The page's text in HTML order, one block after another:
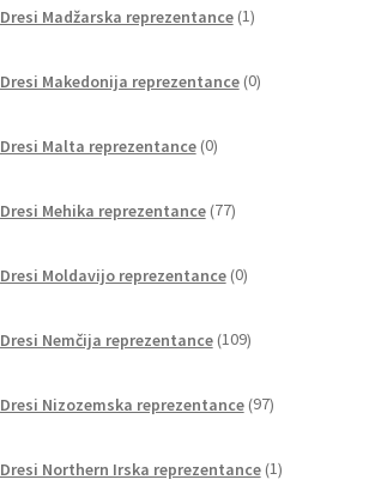
Dresi Madžarska reprezentance 1izdelek
Dresi Makedonija reprezentance 0izdelkov
Dresi Malta reprezentance 0izdelkov
Dresi Mehika reprezentance 77izdelkov
Dresi Moldavijo reprezentance 0izdelkov
Dresi Nemčija reprezentance 109izdelkov
Dresi Nizozemska reprezentance 97izdelkov
Dresi Northern Irska reprezentance 1izdelek